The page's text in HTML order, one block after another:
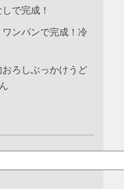
で完成！
ワンパンで完成！冷
ろしぶっかけうど